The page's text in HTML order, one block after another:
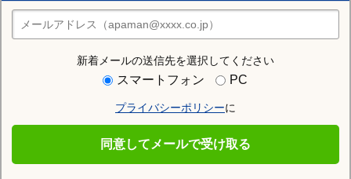
新着メールの送信先を選択してください
スマートフォン PC
プライバシーポリシーに
同意してメールで受け取る
住みたい街の店舗を探す
店舗検索
住む街研究所で夜ノ森駅の情報を見る
夜ノ森駅の施設一覧